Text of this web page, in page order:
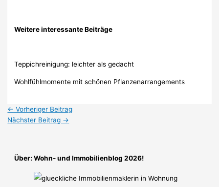
Weitere interessante Beiträge
Teppichreinigung: leichter als gedacht
Wohlfühlmomente mit schönen Pflanzenarrangements
← Vorheriger Beitrag
Nächster Beitrag →
Über: Wohn- und Immobilienblog 2026!